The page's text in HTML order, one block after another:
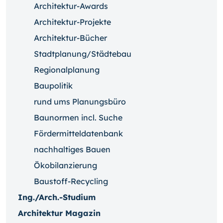
Architektur-Awards
Architektur-Projekte
Architektur-Bücher
Stadtplanung/Städtebau
Regionalplanung
Baupolitik
rund ums Planungsbüro
Baunormen incl. Suche
Fördermitteldatenbank
nachhaltiges Bauen
Ökobilanzierung
Baustoff-Recycling
Ing./Arch.-Studium
Architektur Magazin